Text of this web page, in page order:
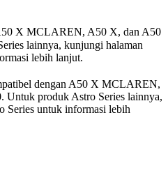
X MCLAREN, A50 X, dan A50
lainnya, kunjungi halaman
lebih lanjut.
dengan A50 X MCLAREN,
produk Astro Series lainnya,
Series untuk informasi lebih